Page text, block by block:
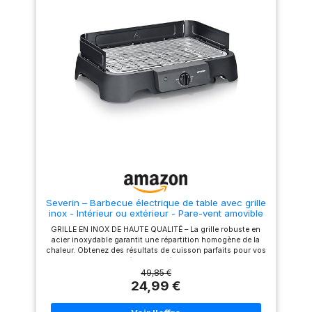
vaisselle RÉPARABILITÉ DE 15
ANS AU JUSTE PRIX: Nous
recommandons de faire
réparer votre produit dans
notre réseau de 6 200 centres
de réparation à travers le
monde afin de prolonger sa
durée de vie.
pour un repas convivial entre
amis ou en famille. Le bac à
eau réduit également fumée et
odeurs en plus de récupérer
les graisses Grillades en toute
sécurité - Le revêtement
Safetouch du gril électrique
ne conduit pas la chaleur. La
200W, grille en inox de haute
thermostat réglable, cuisson
jusqu'à 250 °C, revêtement
amovible de 8 cm, PG 8565
Qualité allemande – Garantie 2
ans – Les produits SEVERIN
d’utilisation et leur durée de
Severin – Barbecue électrique de table avec grille
inox - Intérieur ou extérieur - Pare-vent amovible
et bac à eau – Pour camping, balcon ou jardin -
2000 W – PG 8593, Noir
GRILLE EN INOX DE HAUTE QUALITÉ – La grille robuste en
acier inoxydable garantit une répartition homogène de la
chaleur. Obtenez des résultats de cuisson parfaits pour vos
le balcon, la terrasse ou directement à l’intérieur.
CONTRÔLE PRÉCIS DE LA TEMPÉRATURE – Réglez la
puissance d'une simple main grâce au thermostat rotatif.
Maîtrisez la cuisson de tous vos plats sans réglages
49,85 €
24,99 €